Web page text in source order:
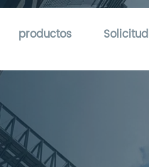
productos Solicitud